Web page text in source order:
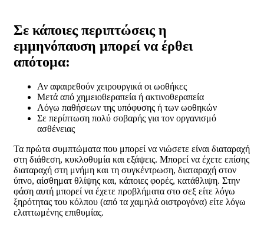
Σε κάποιες περιπτώσεις η
εμμηνόπαυση μπορεί να έρθει
απότομα:
Αν αφαιρεθούν χειρουργικά οι ωοθήκες
Μετά από χημειοθεραπεία ή ακτινοθεραπεία
Λόγω παθήσεων της υπόφυσης ή των ωοθηκών
Σε περίπτωση πολύ σοβαρής για τον οργανισμό
ασθένειας
Τα πρώτα συμπτώματα που μπορεί να νιώσετε είναι διαταραχή
στη διάθεση, κυκλοθυμία και εξάψεις. Μπορεί να έχετε επίσης
διαταραχή στη μνήμη και τη συγκέντρωση, διαταραχή στον
ύπνο, αίσθηματ θλίψης και, κάποιες φορές, κατάθλιψη. Στην
φάση αυτή μπορεί να έχετε προβλήματα στο σεξ είτε λόγω
ξηρότητας του κόλπου (από τα χαμηλά οιστρογόνα) είτε λόγω
ελαττωμένης επιθυμίας.